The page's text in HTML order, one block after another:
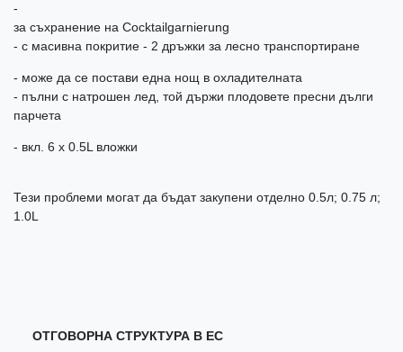
-
за съхранение на Cocktailgarnierung
- с масивна покритие - 2 дръжки за лесно транспортиране
- може да се постави една нощ в охладителната
- пълни с натрошен лед, той държи плодовете пресни дълги
парчета
- вкл. 6 х 0.5L вложки
Тези проблеми могат да бъдат закупени отделно 0.5л; 0.75 л;
1.0L
ОТГОВОРНА СТРУКТУРА В ЕС